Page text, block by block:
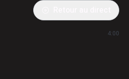
4:00